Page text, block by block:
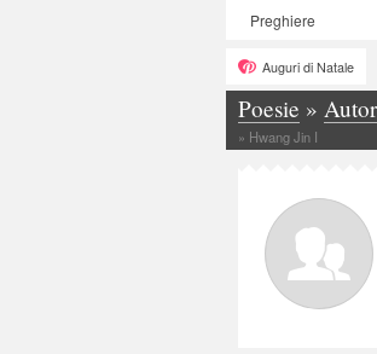
Preghiere
Auguri di Natale
Poesie »
» Hwang Jin I